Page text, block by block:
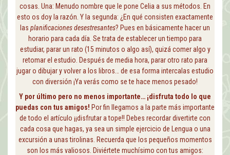
cosas. Una: Menudo nombre que le pone Celia a sus métodos. En
esto os doy la razón. Y la segunda: ¿En qué consisten exactamente
las planificaciones desestresantes? Pues en básicamente hacer un
horario para cada día. Se trata de establecer un tiempo para
estudiar, parar un rato (15 minutos o algo así), quizá comer algo y
retomar el estudio. Después de media hora, parar otro rato para
jugar o dibujar y volver a los libros… de esa forma intercalas estudio
con diversión ¡Ya verás como se te hace menos pesado!
Y por último pero no menos importante… ¡disfruta todo lo que
puedas con tus amigos! Por fin llegamos a la parte más importante
de todo el artículo ¡¡disfrutar a tope!! Debes recordar divertirte con
cada cosa que hagas, ya sea un simple ejercicio de Lengua o una
excursión a unas tirolinas. Recuerda que los pequeños momentos
son los más valiosos. Diviértete muchísimo con tus amigos: